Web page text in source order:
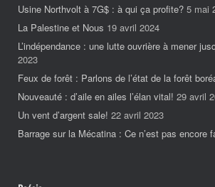
Usine Northvolt à 7G$ : à qui ça profite? 5 mai
La Palestine et Nous 19 avril 2024
L’indépendance : une lutte ouvrière à mener
2023
Feux de forêt : Parlons de l’état de la forêt
Nouveauté : d’aile en ailes l’élan vital! 29 avril
Un vent d’argent sale! 22 avril 2023
Barrage sur la Mécatina : Ce n’est pas encore